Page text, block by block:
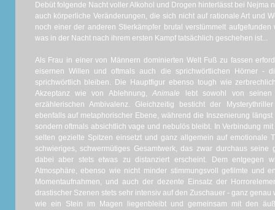
Debüt folgende Nacht voller Alkohol und Drogen hinterlässt bei Nejma
auch körperliche Veränderungen, die sich nicht auf rationale Art und
noch einer der anderen Stierkämpfer brutal verstümmelt
was in der Nacht nach ihrem ersten Kampf tatsächlich geschehen ist...
Als Frau in einer von Männern dominierten Welt Fuß zu fassen
eisernen Willen und oftmals auch die sprichwörtlichen Hörner -
sprichwörtlich bleiben. Die Hauptfigur ebenso tough wie
Akzeptanz wie von Ablehnung,Animale
lebt sowohl von
erzählerischen Ambivalenz. Gleichzeitig besticht der
ebenfalls auf metaphorischer Ebene, während die Inszenierung
sondern oftmals absichtlich vage und nebulös bleibt. In Verbindung
selten gezielte Spitzen einsetzt und ganz allgemein auf emotionale
schwieriges, schwermütiges Gesamtwerk, das zwar durchaus seine
dabei aber stets etwas zu distanziert erscheint. Dem entgegen
Atmosphäre, ebenso wie nicht minder stimmungsvoll gefilmte und
Momentaufnahmen, und auch der dezente Einsatz der
drastischer Szenen stets sehr intensiv auf den Zuschauer - ganz
wie ein Stein im Magen liegenbleibt und gemeinsam mit den